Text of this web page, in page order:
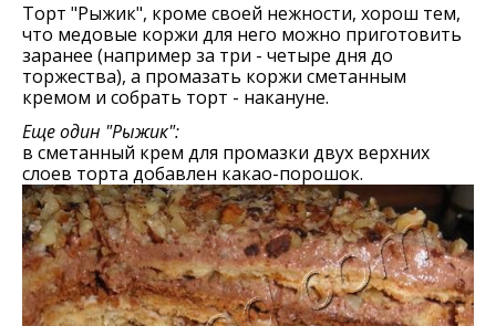
Торт "Рыжик", кроме своей нежности, хорош тем,
что медовые коржи для него можно приготовить
заранее (например за три - четыре дня до
торжества), а промазать коржи сметанным
кремом и собрать торт - накануне.
Еще один "Рыжик":
в сметанный крем для промазки двух верхних
слоев торта добавлен какао-порошок.